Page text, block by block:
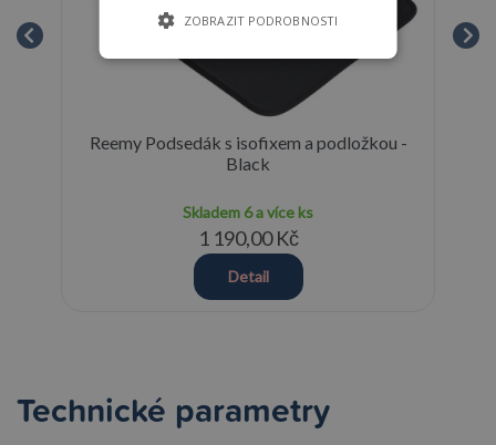
Reemy Podsedák s isofixem a podložkou -
Black
Skladem 6 a více ks
1 190,00 Kč
Detail
Technické parametry
ZOBRAZIT PODROBNOSTI